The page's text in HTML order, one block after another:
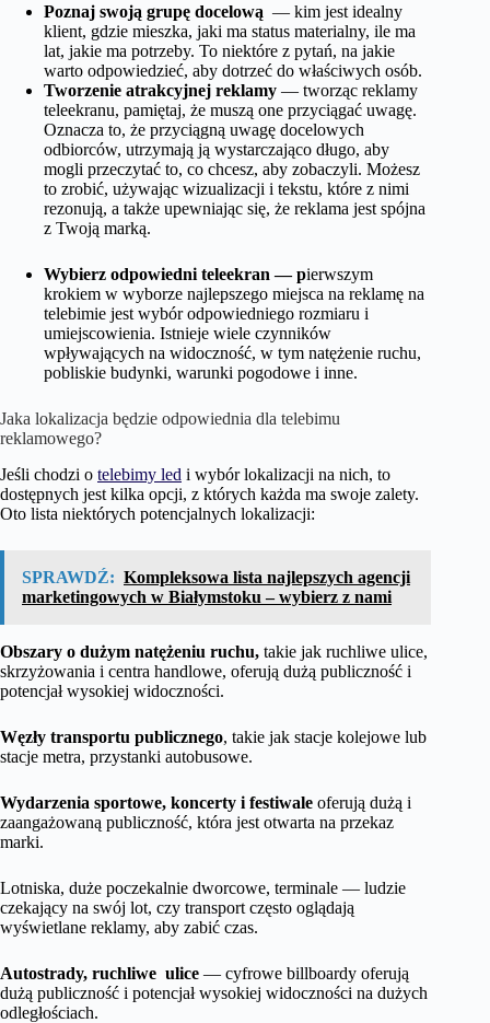
Poznaj swoją grupę docelową — kim jest idealny
klient, gdzie mieszka, jaki ma status materialny, ile ma
lat, jakie ma potrzeby. To niektóre z pytań, na jakie
warto odpowiedzieć, aby dotrzeć do właściwych osób.
Tworzenie atrakcyjnej reklamy — tworząc reklamy
teleekranu, pamiętaj, że muszą one przyciągać uwagę.
Oznacza to, że przyciągną uwagę docelowych
odbiorców, utrzymają ją wystarczająco długo, aby
mogli przeczytać to, co chcesz, aby zobaczyli. Możesz
to zrobić, używając wizualizacji i tekstu, które z nimi
rezonują, a także upewniając się, że reklama jest spójna
z Twoją marką.
Wybierz odpowiedni teleekran — pierwszym
krokiem w wyborze najlepszego miejsca na reklamę na
telebimie jest wybór odpowiedniego rozmiaru i
umiejscowienia. Istnieje wiele czynników
wpływających na widoczność, w tym natężenie ruchu,
pobliskie budynki, warunki pogodowe i inne.
Jaka lokalizacja będzie odpowiednia dla telebimu
reklamowego?
Jeśli chodzi o telebimy led i wybór lokalizacji na nich, to
dostępnych jest kilka opcji, z których każda ma swoje zalety.
Oto lista niektórych potencjalnych lokalizacji:
SPRAWDŹ: Kompleksowa lista najlepszych agencji
marketingowych w Białymstoku – wybierz z nami
Obszary o dużym natężeniu ruchu, takie jak ruchliwe ulice,
skrzyżowania i centra handlowe, oferują dużą publiczność i
potencjał wysokiej widoczności.
Węzły transportu publicznego, takie jak stacje kolejowe lub
stacje metra, przystanki autobusowe.
Wydarzenia sportowe, koncerty i festiwale oferują dużą i
zaangażowaną publiczność, która jest otwarta na przekaz
marki.
Lotniska, duże poczekalnie dworcowe, terminale — ludzie
czekający na swój lot, czy transport często oglądają
wyświetlane reklamy, aby zabić czas.
Autostrady, ruchliwe ulice — cyfrowe billboardy oferują
dużą publiczność i potencjał wysokiej widoczności na dużych
odległościach.